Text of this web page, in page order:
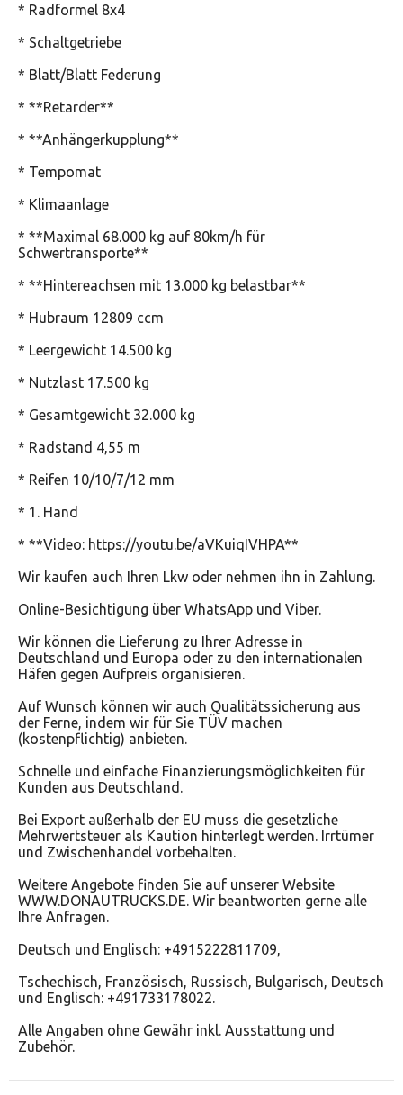
* Radformel 8x4
* Schaltgetriebe
* Blatt/Blatt Federung
* **Retarder**
* **Anhängerkupplung**
* Tempomat
* Klimaanlage
* **Maximal 68.000 kg auf 80km/h für
Schwertransporte**
* **Hintereachsen mit 13.000 kg belastbar**
* Hubraum 12809 ccm
* Leergewicht 14.500 kg
* Nutzlast 17.500 kg
* Gesamtgewicht 32.000 kg
* Radstand 4,55 m
* Reifen 10/10/7/12 mm
* 1. Hand
* **Video: https://youtu.be/aVKuiqIVHPA**
Wir kaufen auch Ihren Lkw oder nehmen ihn in Zahlung.
Online-Besichtigung über WhatsApp und Viber.
Wir können die Lieferung zu Ihrer Adresse in
Deutschland und Europa oder zu den internationalen
Häfen gegen Aufpreis organisieren.
Auf Wunsch können wir auch Qualitätssicherung aus
der Ferne, indem wir für Sie TÜV machen
(kostenpflichtig) anbieten.
Schnelle und einfache Finanzierungsmöglichkeiten für
Kunden aus Deutschland.
Bei Export außerhalb der EU muss die gesetzliche
Mehrwertsteuer als Kaution hinterlegt werden. Irrtümer
und Zwischenhandel vorbehalten.
Weitere Angebote finden Sie auf unserer Website
WWW.DONAUTRUCKS.DE. Wir beantworten gerne alle
Ihre Anfragen.
Deutsch und Englisch: +4915222811709,
Tschechisch, Französisch, Russisch, Bulgarisch, Deutsch
und Englisch: +491733178022.
Alle Angaben ohne Gewähr inkl. Ausstattung und
Zubehör.